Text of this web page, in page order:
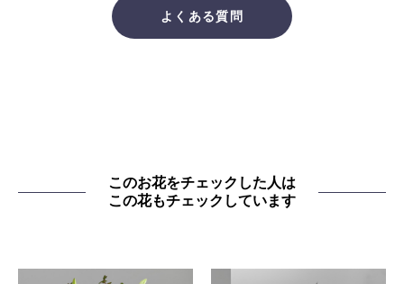
よくある質問
このお花をチェックした人は
この花もチェックしています